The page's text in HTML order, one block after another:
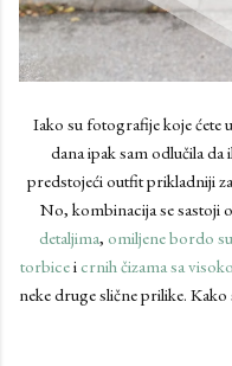
Iako su fotografije koje ćete
dana ipak sam odlučila
predstojeći outfit prikladniji
No, kombinacija se sastoji
detaljima, omiljene bordo
torbicei crnih čizama sa
neke druge slične prilike.